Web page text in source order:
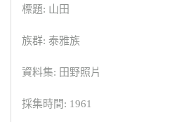
標題: 山田
族群: 泰雅族
資料集: 田野照片
採集時間: 1961